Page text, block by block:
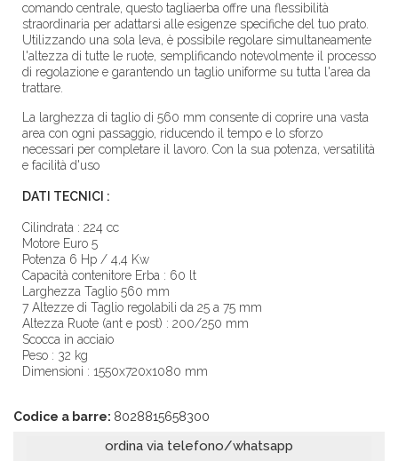
comando centrale, questo tagliaerba offre una flessibilità
straordinaria per adattarsi alle esigenze specifiche del tuo prato.
Utilizzando una sola leva, è possibile regolare simultaneamente
l'altezza di tutte le ruote, semplificando notevolmente il processo
di regolazione e garantendo un taglio uniforme su tutta l'area da
trattare.
La larghezza di taglio di 560 mm consente di coprire una vasta
area con ogni passaggio, riducendo il tempo e lo sforzo
necessari per completare il lavoro. Con la sua potenza, versatilità
e facilità d'uso
DATI TECNICI :
Cilindrata : 224 cc
Motore Euro 5
Potenza 6 Hp / 4,4 Kw
Capacità contenitore Erba : 60 lt
Larghezza Taglio 560 mm
7 Altezze di Taglio regolabili da 25 a 75 mm
Altezza Ruote (ant e post) : 200/250 mm
Scocca in acciaio
Peso : 32 kg
Dimensioni : 1550x720x1080 mm
Codice a barre: 8028815658300
ordina via telefono/whatsapp